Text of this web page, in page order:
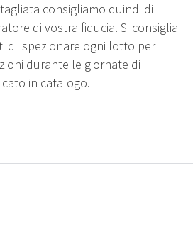
consigliamo quindi di
di vostra fiducia. Si consiglia
di ispezionare ogni lotto per
durante le giornate di
in catalogo.